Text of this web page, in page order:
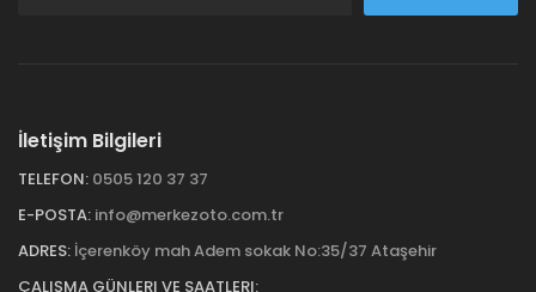
İletişim Bilgileri
TELEFON: 0505 120 37 37
E-POSTA: info@merkezoto.com.tr
ADRES: İçerenköy mah Adem sokak No:35/37 Ataşehir
ÇALIŞMA GÜNLERI VE SAATLERI: